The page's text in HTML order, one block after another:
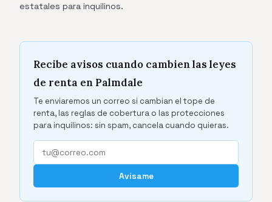
estatales para inquilinos.
Recibe avisos cuando cambien las leyes
de renta en Palmdale
Te enviaremos un correo si cambian el tope de
renta, las reglas de cobertura o las protecciones
para inquilinos: sin spam, cancela cuando quieras.
Avísame